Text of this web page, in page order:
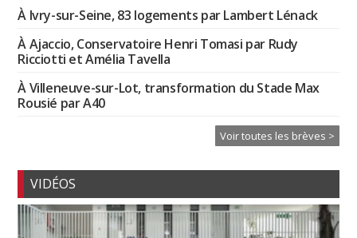
À Ivry-sur-Seine, 83 logements par Lambert Lénack
À Ajaccio, Conservatoire Henri Tomasi par Rudy
Ricciotti et Amélia Tavella
À Villeneuve-sur-Lot, transformation du Stade Max
Rousié par A40
Voir toutes les brèves >
VIDÉOS